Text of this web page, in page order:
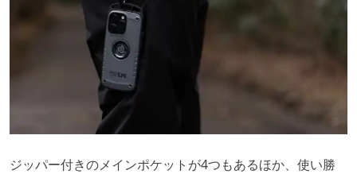
ジッパー付きのメインポケットが4つもあるほか、使い勝